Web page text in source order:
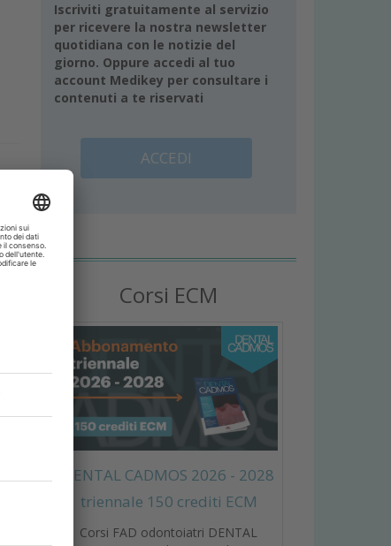
Iscriviti gratuitamente al servizio
per ricevere la nostra newsletter
quotidiana con le notizie del
giorno. Oppure accedi al tuo
account Medikey per consultare i
contenuti a te riservati
ACCEDI
Corsi ECM
DENTAL CADMOS 2026 - 2028
triennale 150 crediti ECM
Corsi FAD odontoiatri DENTAL